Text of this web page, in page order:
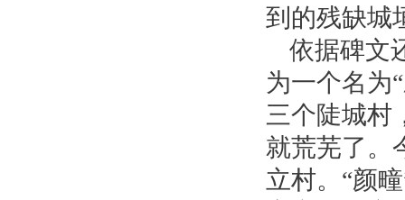
到的残缺城
依据碑文
为一个名为
三个陡城村
就荒芜了。
立村。“颜